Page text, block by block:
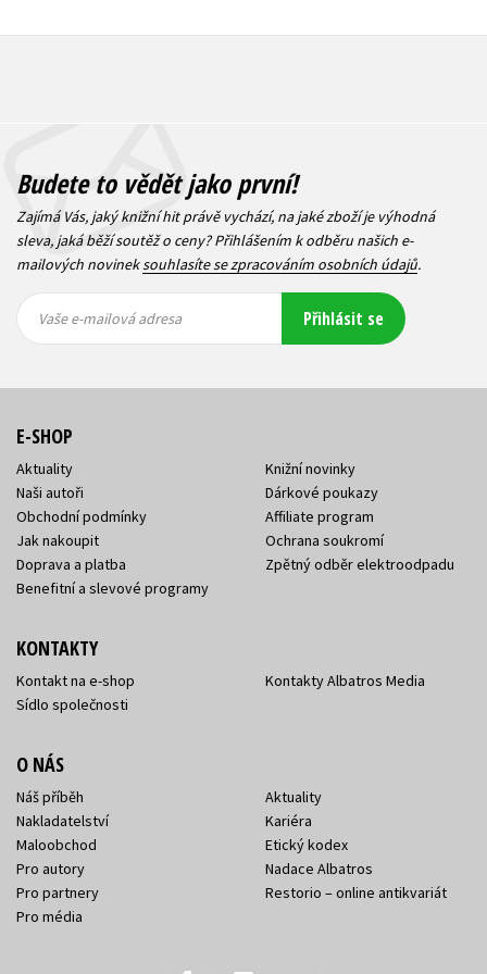
Budete to vědět jako první!
Zajímá Vás, jaký knižní hit právě vychází, na jaké zboží je výhodná
sleva, jaká běží soutěž o ceny? Přihlášením k odběru našich e-
mailových novineksouhlasíte se zpracováním osobních údajů.
mailová
mailová
Vaše e-mailová adresa Přihlásit se
E-SHOP
Aktuality
Naši autoři
Obchodní podmínky
Jak nakoupit
Doprava a platba
Benefitní a slevové programy
Knižní novinky
Dárkové poukazy
Affiliate program
Ochrana soukromí
Zpětný odběr elektroodpadu
KONTAKTY
Kontakt na e-shop
Sídlo společnosti
Kontakty Albatros Media
O NÁS
Náš příběh
Nakladatelství
Maloobchod
Pro autory
Pro partnery
Pro média
Aktuality
Kariéra
Etický kodex
Nadace Albatros
Restorio – online antikvariát